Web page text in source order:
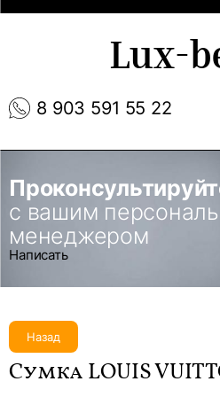
8 903 591 55 22
Lux-
с вашим
менеджером
Написать
Назад
Сумка LOUIS